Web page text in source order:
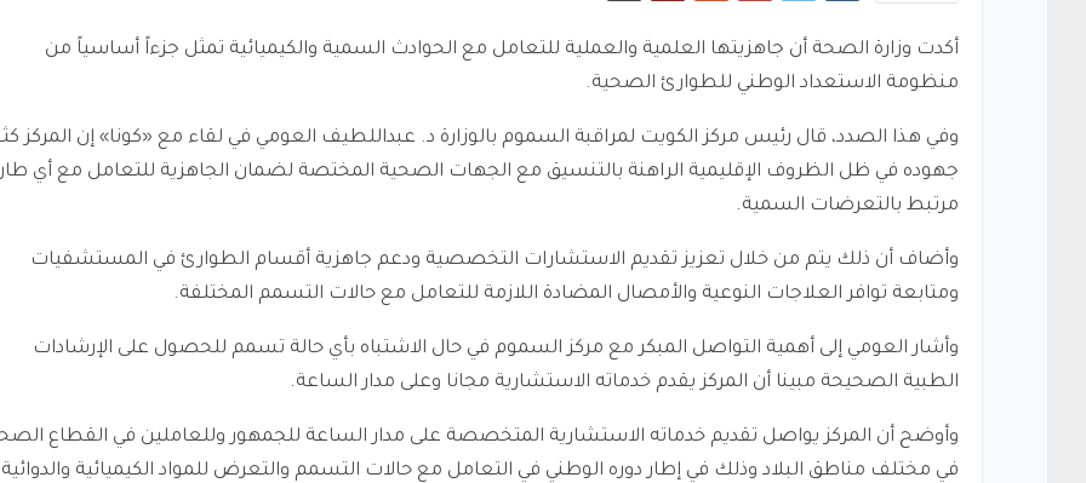
أكدت وزارة الصحة أن جاهزيتها العلمية والعملية للتعامل مع الحوادث السمية والكيميائية تمثل جزءاً أساسياً من
منظومة الاستعداد الوطني للطوارئ الصحية.
وفي هذا الصدد، قال رئيس مركز الكويت لمراقبة السموم بالوزارة د. عبداللطيف العومي في لقاء مع «كونا» إن المركز
جهوده في ظل الظروف الإقليمية الراهنة بالتنسيق مع الجهات الصحية المختصة لضمان الجاهزية للتعامل مع أي
مرتبط بالتعرضات السمية.
وأضاف أن ذلك يتم من خلال تعزيز تقديم الاستشارات التخصصية ودعم جاهزية أقسام الطوارئ في المستشفيات
ومتابعة توافر العلاجات النوعية والأمصال المضادة اللازمة للتعامل مع حالات التسمم المختلفة.
وأشار العومي إلى أهمية التواصل المبكر مع مركز السموم في حال الاشتباه بأي حالة تسمم للحصول على الإرشادات
الطبية الصحيحة مبينا أن المركز يقدم خدماته الاستشارية مجانا وعلى مدار الساعة.
وأوضح أن المركز يواصل تقديم خدماته الاستشارية المتخصصة على مدار الساعة للجمهور وللعاملين في القطاع
في مختلف مناطق البلاد وذلك في إطار دوره الوطني في التعامل مع حالات التسمم والتعرض للمواد الكيميائية